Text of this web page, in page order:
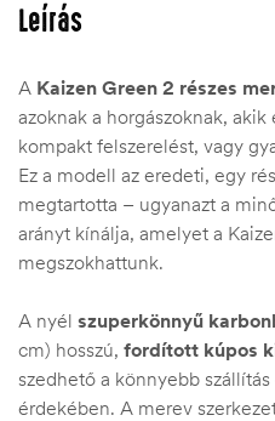
Leírás
A Kaizen Green 2 részes
azoknak a horgászoknak,
kompakt felszerelést, vagy
Ez a modell az eredeti, egy
megtartotta – ugyanazt a
arányt kínálja, amelyet a
megszokhattunk.
A nyél szuperkönnyű
cm) hosszú, fordított kúpos
szedhető a könnyebb
érdekében. A merev